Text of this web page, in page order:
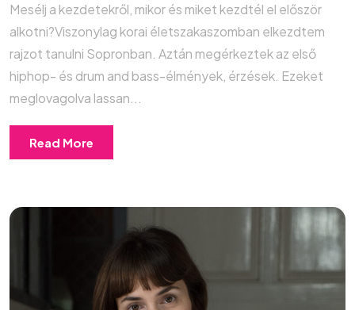
Mesélj a kezdetekről, mikor és miket kezdtél el először
alkotni?Viszonylag korai életszakaszomban elkezdtem
rajzot tanulni Sopronban. Aztán megérkeztek az első
hiphop- és drum and bass-élmények, érzések. Ezeket
meglovagolva lassan...
Read More